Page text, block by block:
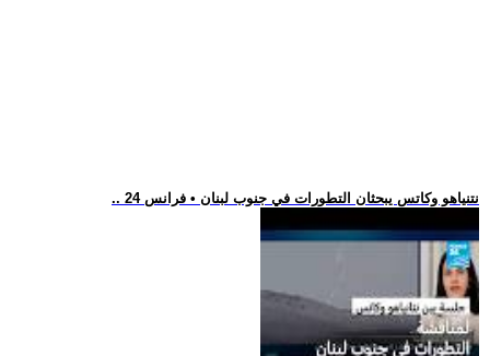
.. نتنياهو وكاتس يبحثان التطورات في جنوب لبنان • فرانس 24